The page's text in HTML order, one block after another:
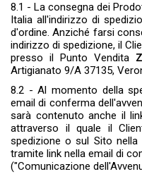
8.1 - La consegna dei
Italia all'indirizzo di
d'ordine. Anziché farsi
indirizzo di spedizione, il
presso il Punto Vendita
Artigianato 9/A 37135,
8.2 - Al momento della
email di conferma
sarà contenuto anche il
attraverso il quale il
spedizione o sul Sito
tramite link nella email di
("Comunicazione